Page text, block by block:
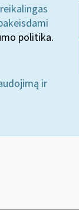
politika.
ir